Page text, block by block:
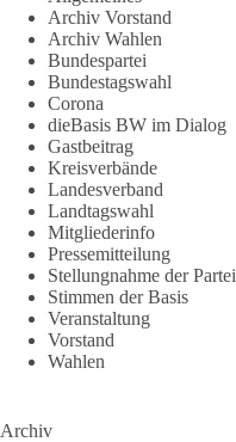
Archiv Vorstand
Archiv Wahlen
Bundespartei
Bundestagswahl
Corona
dieBasis BW im Dialog
Gastbeitrag
Kreisverbände
Landesverband
Landtagswahl
Mitgliederinfo
Pressemitteilung
Stellungnahme der Partei
Stimmen der Basis
Veranstaltung
Vorstand
Wahlen
Archiv